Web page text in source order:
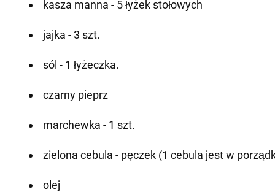
kasza manna - 5 łyżek stołowych
jajka - 3 szt.
sól - 1 łyżeczka.
czarny pieprz
marchewka - 1 szt.
zielona cebula - pęczek (1 cebula jest w
olej